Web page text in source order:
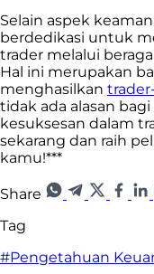
Selain aspek
berdedikasi untuk
trader melalui
Hal ini merupakan
menghasilkan
tidak ada alasan
kesuksesan dalam
sekarang dan raih
kamu!***
Share
Tag
#Pengetahuan